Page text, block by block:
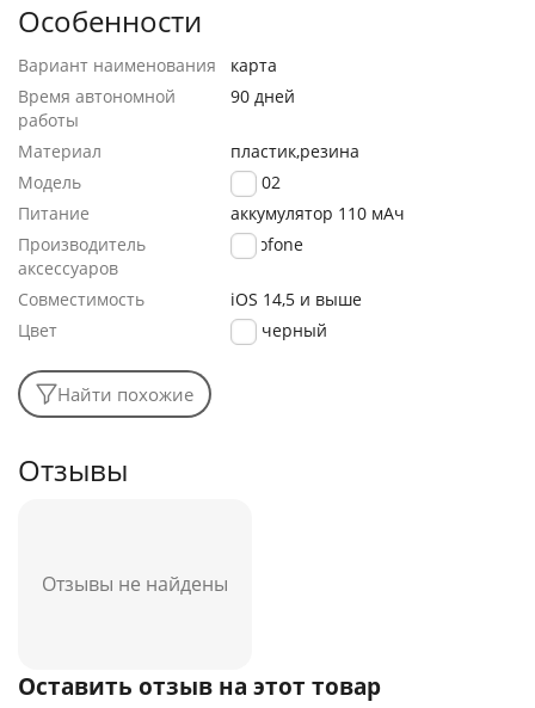
Особенности
Вариант наименования
карта
Время автономной
работы
90 дней
Материал
пластик,резина
Модель
BC102
Питание
аккумулятор 110 мАч
Производитель
аксессуаров
Borofone
Совместимость
iOS 14,5 и выше
Цвет
черный
Найти похожие
Отзывы
Отзывы не найдены
Оставить отзыв на этот товар